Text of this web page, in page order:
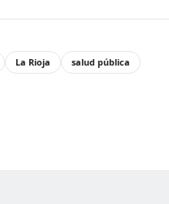
La Rioja salud pública